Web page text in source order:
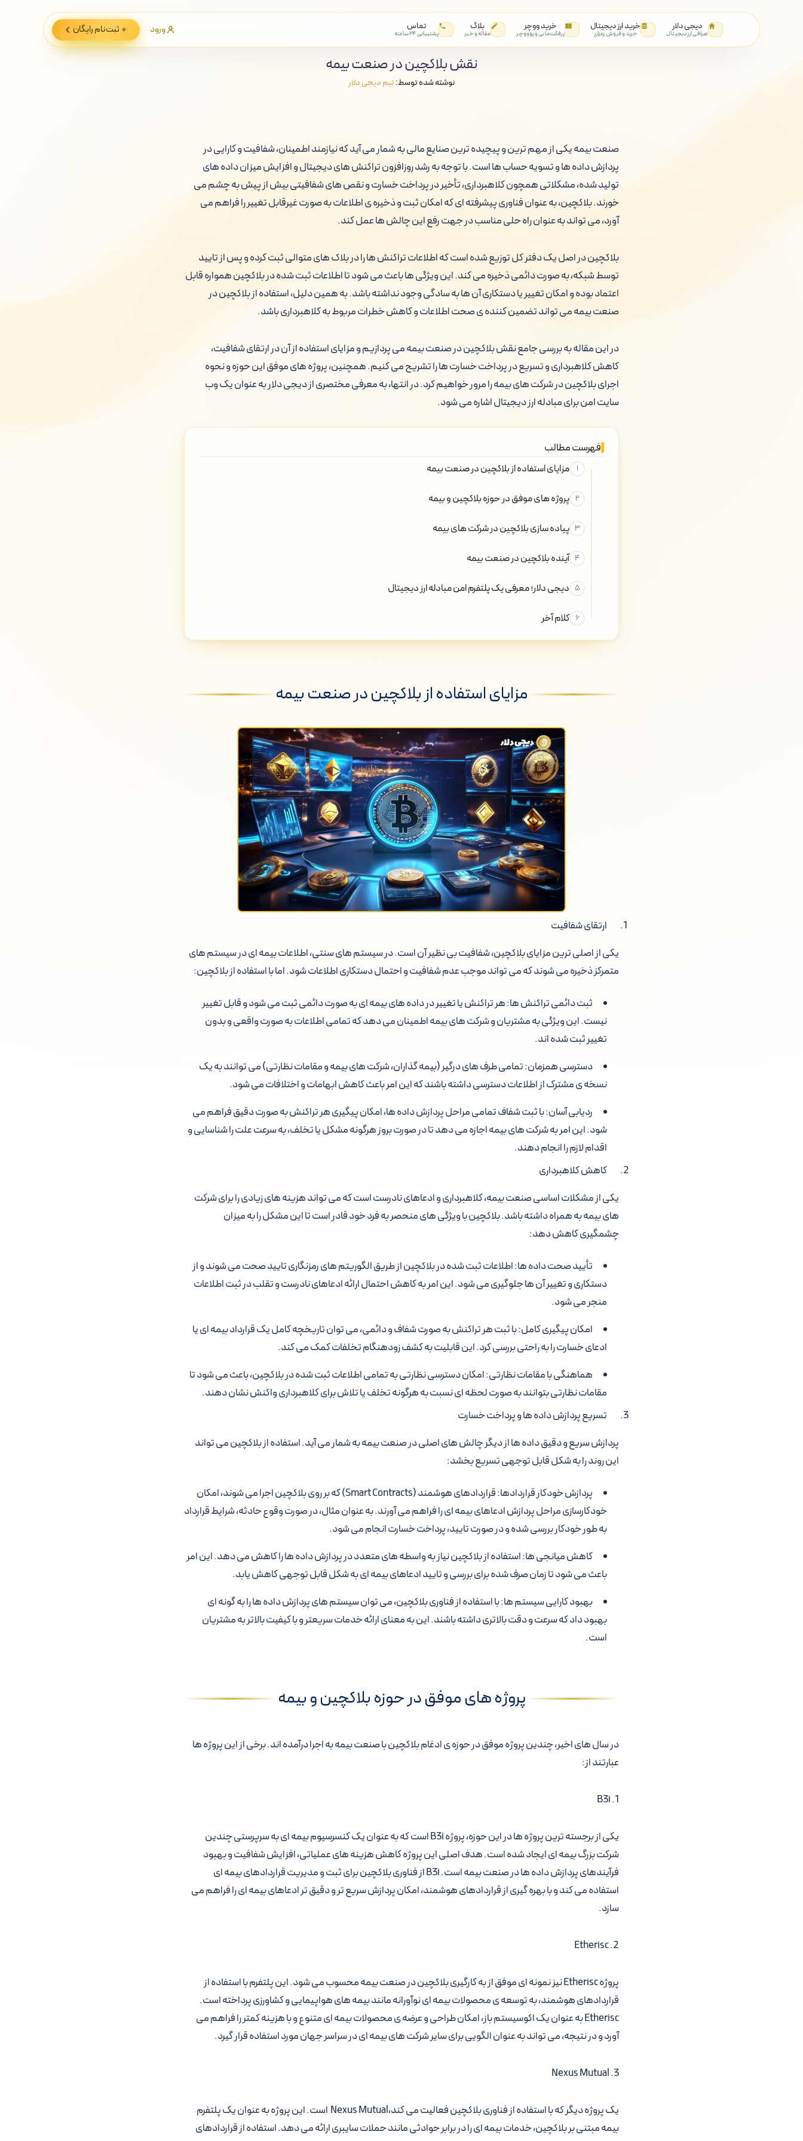
دیجی دلار
صرافی ارز دیجیتال
خرید ارز دیجیتال
خرید و فروش رمزارز
خرید ووچر
پرفکت‌مانی و یوووچر
بلاگ
مقاله و خبر
تماس
پشتیبانی ۲۴ ساعته ورود ثبت‌نامرایگان
نقش بلاکچین در صنعت بیمه
نوشته شده توسط:تیم دیجی دلار
صنعت بیمه یکی از مهم ترین و پیچیده ترین صنایع مالی به شمار می آید که نیازمند اطمینان، شفافیت و کارایی در
پردازش داده ها و تسویه حساب ها است. با توجه به رشد روزافزون تراکنش های دیجیتال و افزایش میزان داده های
تولید شده، مشکلاتی همچون کلاهبرداری، تأخیر در پرداخت خسارت و نقص های شفافیتی بیش از پیش به چشم می
خورند. بلاکچین، به عنوان فناوری پیشرفته ای که امکان ثبت و ذخیره ی اطلاعات به صورت غیرقابل تغییر را فراهم می
آورد، می تواند به عنوان راه حلی مناسب در جهت رفع این چالش ها عمل کند.
بلاکچین در اصل یک دفتر کل توزیع شده است که اطلاعات تراکنش ها را در بلاک های متوالی ثبت کرده و پس از تایید
توسط شبکه، به صورت دائمی ذخیره می کند. این ویژگی ها باعث می شود تا اطلاعات ثبت شده در بلاکچین همواره قابل
اعتماد بوده و امکان تغییر یا دستکاری آن ها به سادگی وجود نداشته باشد. به همین دلیل، استفاده از بلاکچین در
صنعت بیمه می تواند تضمین کننده ی صحت اطلاعات و کاهش خطرات مربوط به کلاهبرداری باشد.
در این مقاله به بررسی جامع نقش بلاکچین در صنعت بیمه می پردازیم و مزایای استفاده از آن در ارتقای شفافیت،
کاهش کلاهبرداری و تسریع در پرداخت خسارت ها را تشریح می کنیم. همچنین، پروژه های موفق این حوزه و نحوه
اجرای بلاکچین در شرکت های بیمه را مرور خواهیم کرد. در انتها، به معرفی مختصری از دیجی دلار به عنوان یک وب
سایت امن برای مبادله ارز دیجیتال اشاره می شود.
فهرست مطالب
مزایای استفاده از بلاکچین در صنعت بیمه
پروژه های موفق در حوزه بلاکچین و بیمه
پیاده سازی بلاکچین در شرکت های بیمه
آینده بلاکچین در صنعت بیمه
دیجی دلار؛ معرفی یک پلتفرم امن مبادله ارز دیجیتال
کلام آخر
مزایای استفاده از بلاکچین در صنعت بیمه
ارتقای شفافیت
یکی از اصلی ترین مزایای بلاکچین، شفافیت بی نظیر آن است. در سیستم های سنتی، اطلاعات بیمه ای در سیستم های
متمرکز ذخیره می شوند که می تواند موجب عدم شفافیت و احتمال دستکاری اطلاعات شود. اما با استفاده از بلاکچین:
ثبت دائمی تراکنش ها: هر تراکنش یا تغییر در داده های بیمه ای به صورت دائمی ثبت می شود و قابل تغییر
نیست. این ویژگی به مشتریان و شرکت های بیمه اطمینان می دهد که تمامی اطلاعات به صورت واقعی و بدون
تغییر ثبت شده اند.
دسترسی همزمان: تمامی طرف های درگیر (بیمه گذاران، شرکت های بیمه و مقامات نظارتی) می توانند به یک
نسخه ی مشترک از اطلاعات دسترسی داشته باشند که این امر باعث کاهش ابهامات و اختلافات می شود.
ردیابی آسان: با ثبت شفاف تمامی مراحل پردازش داده ها، امکان پیگیری هر تراکنش به صورت دقیق فراهم می
شود. این امر به شرکت های بیمه اجازه می دهد تا در صورت بروز هرگونه مشکل یا تخلف، به سرعت علت را شناسایی و
اقدام لازم را انجام دهند.
کاهش کلاهبرداری
یکی از مشکلات اساسی صنعت بیمه، کلاهبرداری و ادعاهای نادرست است که می تواند هزینه های زیادی را برای شرکت
های بیمه به همراه داشته باشد. بلاکچین با ویژگی های منحصر به فرد خود قادر است تا این مشکل را به میزان
چشمگیری کاهش دهد:
تأیید صحت داده ها: اطلاعات ثبت شده در بلاکچین از طریق الگوریتم های رمزنگاری تایید صحت می شوند و از
دستکاری و تغییر آن ها جلوگیری می شود. این امر به کاهش احتمال ارائه ادعاهای نادرست و تقلب در ثبت اطلاعات
منجر می شود.
امکان پیگیری کامل: با ثبت هر تراکنش به صورت شفاف و دائمی، می توان تاریخچه کامل یک قرارداد بیمه ای یا
ادعای خسارت را به راحتی بررسی کرد. این قابلیت به کشف زودهنگام تخلفات کمک می کند.
هماهنگی با مقامات نظارتی: امکان دسترسی نظارتی به تمامی اطلاعات ثبت شده در بلاکچین، باعث می شود تا
مقامات نظارتی بتوانند به صورت لحظه ای نسبت به هرگونه تخلف یا تلاش برای کلاهبرداری واکنش نشان دهند.
تسریع پردازش داده ها و پرداخت خسارت
پردازش سریع و دقیق داده ها از دیگر چالش های اصلی در صنعت بیمه به شمار می آید. استفاده از بلاکچین می تواند
این روند را به شکل قابل توجهی تسریع بخشد:
پردازش خودکار قراردادها: قراردادهای هوشمند (Smart Contracts) که بر روی بلاکچین اجرا می شوند، امکان
خودکارسازی مراحل پردازش ادعاهای بیمه ای را فراهم می آورند. به عنوان مثال، در صورت وقوع حادثه، شرایط قرارداد
به طور خودکار بررسی شده و در صورت تایید، پرداخت خسارت انجام می شود.
کاهش میانجی ها: استفاده از بلاکچین نیاز به واسطه های متعدد در پردازش داده ها را کاهش می دهد. این امر
باعث می شود تا زمان صرف شده برای بررسی و تایید ادعاهای بیمه ای به شکل قابل توجهی کاهش یابد.
بهبود کارایی سیستم ها: با استفاده از فناوری بلاکچین، می توان سیستم های پردازش داده ها را به گونه ای
بهبود داد که سرعت و دقت بالاتری داشته باشند. این به معنای ارائه خدمات سریعتر و با کیفیت بالاتر به مشتریان
است.
پروژه های موفق در حوزه بلاکچین و بیمه
در سال های اخیر، چندین پروژه موفق در حوزه ی ادغام بلاکچین با صنعت بیمه به اجرا درآمده اند. برخی از این پروژه ها
عبارتند از:
1. B3i
یکی از برجسته ترین پروژه ها در این حوزه، پروژه B3i است که به عنوان یک کنسرسیوم بیمه ای به سرپرستی چندین
شرکت بزرگ بیمه ای ایجاد شده است. هدف اصلی این پروژه کاهش هزینه های عملیاتی، افزایش شفافیت و بهبود
فرآیندهای پردازش داده ها در صنعت بیمه است. B3i از فناوری بلاکچین برای ثبت و مدیریت قراردادهای بیمه ای
استفاده می کند و با بهره گیری از قراردادهای هوشمند، امکان پردازش سریع تر و دقیق تر ادعاهای بیمه ای را فراهم می
سازد.
2. Etherisc
پروژه Etherisc نیز نمونه ای موفق از به کارگیری بلاکچین در صنعت بیمه محسوب می شود. این پلتفرم با استفاده از
قراردادهای هوشمند، به توسعه ی محصولات بیمه ای نوآورانه مانند بیمه های هواپیمایی و کشاورزی پرداخته است.
Etherisc به عنوان یک اکوسیستم باز، امکان طراحی و عرضه ی محصولات بیمه ای متنوع و با هزینه کمتر را فراهم می
آورد و در نتیجه، می تواند به عنوان الگویی برای سایر شرکت های بیمه ای در سراسر جهان مورد استفاده قرار گیرد.
3. Nexus Mutual
یک پروژه دیگر که با استفاده از فناوری بلاکچین فعالیت می کند،Nexus Mutual است. این پروژه به عنوان یک پلتفرم
بیمه مبتنی بر بلاکچین، خدمات بیمه ای را در برابر حوادثی مانند حملات سایبری ارائه می دهد. استفاده از قراردادهای